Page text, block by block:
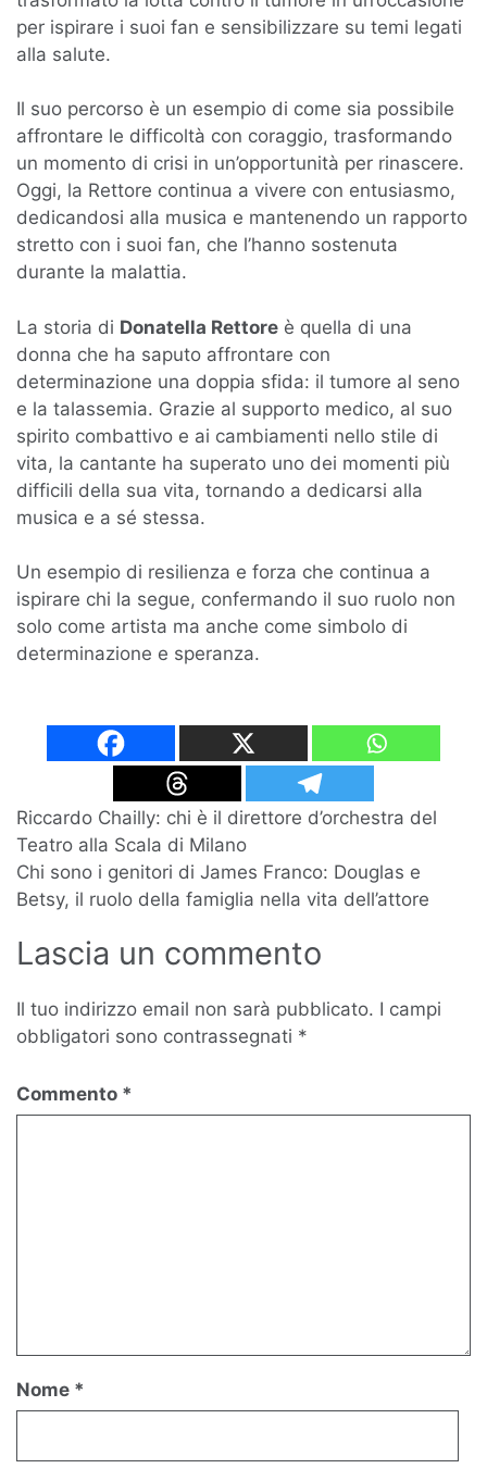
per ispirare i suoi fan e sensibilizzare su temi legati
alla salute.
Il suo percorso è un esempio di come sia possibile
affrontare le difficoltà con coraggio, trasformando
un momento di crisi in un’opportunità per rinascere.
Oggi, la Rettore continua a vivere con entusiasmo,
dedicandosi alla musica e mantenendo un rapporto
stretto con i suoi fan, che l’hanno sostenuta
durante la malattia.
La storia di Donatella Rettore è quella di una
donna che ha saputo affrontare con
determinazione una doppia sfida: il tumore al seno
e la talassemia. Grazie al supporto medico, al suo
spirito combattivo e ai cambiamenti nello stile di
vita, la cantante ha superato uno dei momenti più
difficili della sua vita, tornando a dedicarsi alla
musica e a sé stessa.
Un esempio di resilienza e forza che continua a
ispirare chi la segue, confermando il suo ruolo non
solo come artista ma anche come simbolo di
determinazione e speranza.
Navigazione
articoli
Riccardo Chailly: chi è il direttore d’orchestra del
Teatro alla Scala di Milano
Chi sono i genitori di James Franco: Douglas e
Betsy, il ruolo della famiglia nella vita dell’attore
Lascia un commento
Il tuo indirizzo email non sarà pubblicato. I campi
obbligatori sono contrassegnati *
Commento *
Nome *